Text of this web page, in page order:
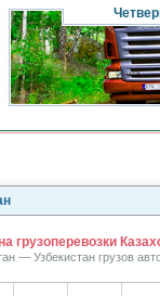
грузоперевозки
— Узбекистан грузов